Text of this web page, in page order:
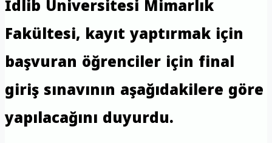
İdlib Üniversitesi Mimarlık
Fakültesi, kayıt yaptırmak için
başvuran öğrenciler için final
giriş sınavının aşağıdakilere göre
yapılacağını duyurdu.